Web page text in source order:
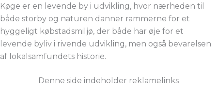
Køge er en levende by i udvikling, hvor nærheden til
både storby og naturen danner rammerne for et
hyggeligt købstadsmiljø, der både har øje for et
levende byliv i rivende udvikling, men også bevarelsen
af lokalsamfundets historie.
Denne side indeholder reklamelinks